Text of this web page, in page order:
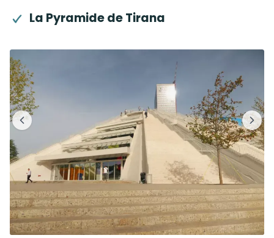
La Pyramide de Tirana